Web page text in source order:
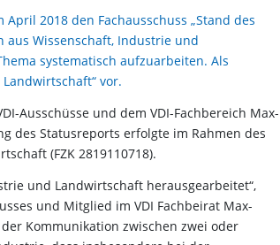
2018 den Fachausschuss „Stand des
aus Wissenschaft, Industrie und
systematisch aufzuarbeiten. Als
vor.
Ausschüsse und dem VDI-Fachbereich Max-
des Statusreports erfolgte im Rahmen des
(FZK 2819110718).
und Landwirtschaft herausgearbeitet“,
und Mitglied im VDI Fachbeirat Max-
Kommunikation zwischen zwei oder